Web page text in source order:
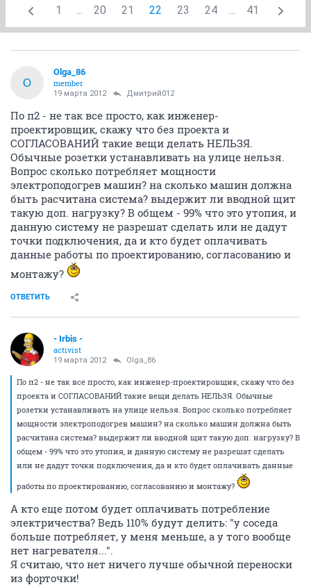
1 ... 20 21 22 23 24 ... 41
O
Olga_86
member
19 марта 2012 Дмитрий012
По п2 - не так все просто, как инженер-
проектировщик, скажу что без проекта и
СОГЛАСОВАНИЙ такие вещи делать НЕЛЬЗЯ.
Обычные розетки устанавливать на улице нельзя.
Вопрос сколько потребляет мощности
электроподогрев машин? на сколько машин должна
быть расчитана система? выдержит ли вводной щит
такую доп. нагрузку? В общем - 99% что это утопия, и
данную систему не разрешат сделать или не дадут
точки подключения, да и кто будет оплачивать
данные работы по проектированию, согласованию и
монтажу?
ОТВЕТИТЬ
- Irbis -
activist
19 марта 2012 Olga_86
По п2 - не так все просто, как инженер-проектировщик, скажу что без
проекта и СОГЛАСОВАНИЙ такие вещи делать НЕЛЬЗЯ. Обычные
розетки устанавливать на улице нельзя. Вопрос сколько потребляет
мощности электроподогрев машин? на сколько машин должна быть
расчитана система? выдержит ли вводной щит такую доп. нагрузку? В
общем - 99% что это утопия, и данную систему не разрешат сделать
или не дадут точки подключения, да и кто будет оплачивать данные
работы по проектированию, согласованию и монтажу?
А кто еще потом будет оплачивать потребление
электричества? Ведь 110% будут делить: "у соседа
больше потребляет, у меня меньше, а у того вообще
нет нагревателя...".
Я считаю, что нет ничего лучше обычной переноски
из форточки!